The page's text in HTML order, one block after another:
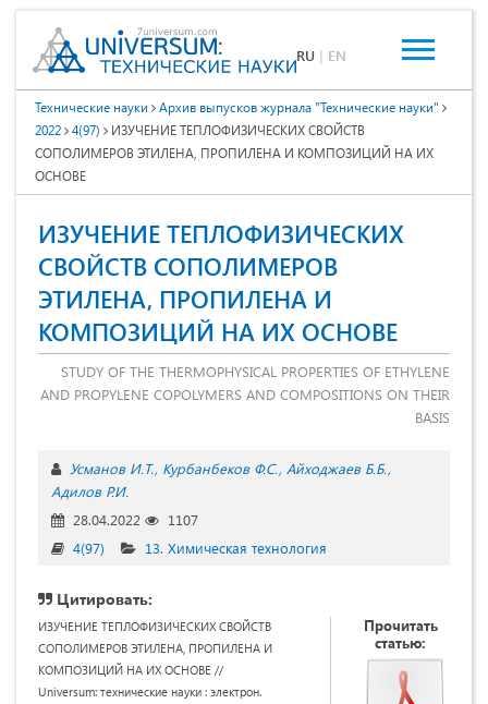
RU | EN
Технические науки
Архив выпусков журнала "Технические науки"
2022
4(97)
ИЗУЧЕНИЕ ТЕПЛОФИЗИЧЕСКИХ СВОЙСТВ
СОПОЛИМЕРОВ ЭТИЛЕНА, ПРОПИЛЕНА И КОМПОЗИЦИЙ НА ИХ
ОСНОВЕ
ИЗУЧЕНИЕ ТЕПЛОФИЗИЧЕСКИХ
СВОЙСТВ СОПОЛИМЕРОВ
ЭТИЛЕНА, ПРОПИЛЕНА И
КОМПОЗИЦИЙ НА ИХ ОСНОВЕ
STUDY OF THE THERMOPHYSICAL PROPERTIES OF ETHYLENE
AND PROPYLENE COPOLYMERS AND COMPOSITIONS ON THEIR
BASIS
Усманов И.Т. Курбанбеков Ф.С. Айходжаев Б.Б.
Адилов Р.И.
28.04.2022
1107
4(97)
13. Химическая технология
Цитировать:
ИЗУЧЕНИЕ ТЕПЛОФИЗИЧЕСКИХ СВОЙСТВ
СОПОЛИМЕРОВ ЭТИЛЕНА, ПРОПИЛЕНА И
КОМПОЗИЦИЙ НА ИХ ОСНОВЕ //
Universum: технические науки : электрон.
Прочитать
статью: